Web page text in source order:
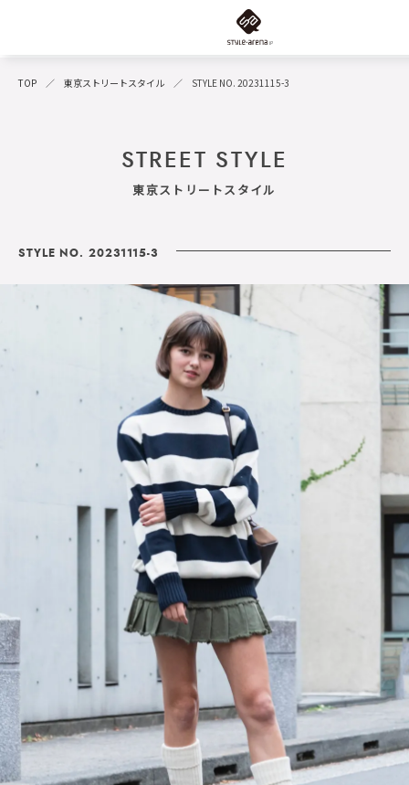
TOP 東京ストリートスタイル STYLE NO. 20231115-3
STREET STYLE
東京ストリートスタイル
STYLE NO. 20231115-3